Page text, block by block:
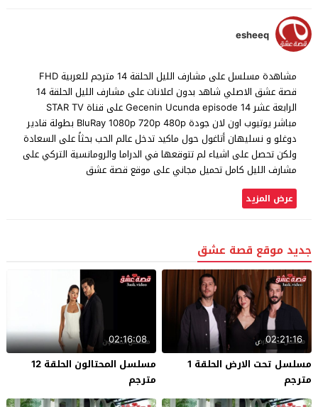
esheeq
مشاهدة مسلسل على مشارف الليل الحلقة 14 مترجم للعربية FHD
قصة عشق الاصلي شاهد بدون اعلانات على مشارف الليل الحلقة 14
الرابعة عشر Gecenin Ucunda episode 14 على قناة STAR TV
مباشر يوتيوب اون لان جودة BluRay 1080p 720p 480p بطولة قادير
دوغلو و نسليهان أتاغول حول ماكيد تدخل عالم الحب بحثاً على السعادة
ولكن تحصل على اشياء لم تتوقعها في الدراما والرومانسية التركي على
مشارف الليل كامل تحميل مجاني على موقع قصة عشق
عرض المزيد
جديد موقع قصة عشق
02:21:16
مسلسل تحت الارض الحلقة 1
مترجم
02:16:08
مسلسل المحتالون الحلقة 12
مترجم